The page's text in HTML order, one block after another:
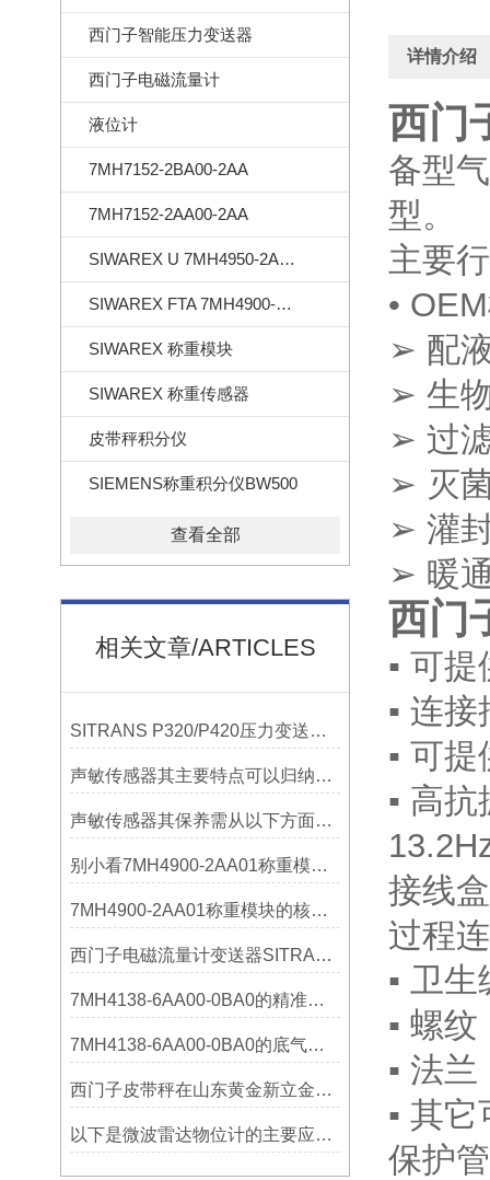
西门子智能压力变送器
西门子电磁流量计
液位计
7MH7152-2BA00-2AA
7MH7152-2AA00-2AA
SIWAREX U 7MH4950-2AA01
SIWAREX FTA 7MH4900-2AA01
SIWAREX 称重模块
SIWAREX 称重传感器
皮带秤积分仪
SIEMENS称重积分仪BW500
查看全部
相关文章/ARTICLES
SITRANS P320/P420压力变送器概述
声敏传感器其主要特点可以归纳为以下几个核心维度
声敏传感器其保养需从以下方面入手
别小看7MH4900-2AA01称重模块！这些你日常接触的领域，早已离不开它
7MH4900-2AA01称重模块的核心亮点，藏着让效率翻倍的“关键密码”
西门子电磁流量计变送器SITRANS FMT020的功能
7MH4138-6AA00-0BA0的精准从何而来？关键组成部分，藏着答案！
7MH4138-6AA00-0BA0的底气：这些核心功能，让精准称重不再是难题
西门子皮带秤在山东黄金新立金矿的成功应用
以下是微波雷达物位计的主要应用领域及具体场景分析
详情介绍
西门
备型
型。
主要
•
➢ 配
➢ 生
➢ 过
➢ 灭
➢ 灌
➢ 暖
西门
▪ 可
▪ 连
▪ 可
▪ 高
接线
过程
▪ 卫
▪ 螺
▪ 法兰
▪ 其
保护